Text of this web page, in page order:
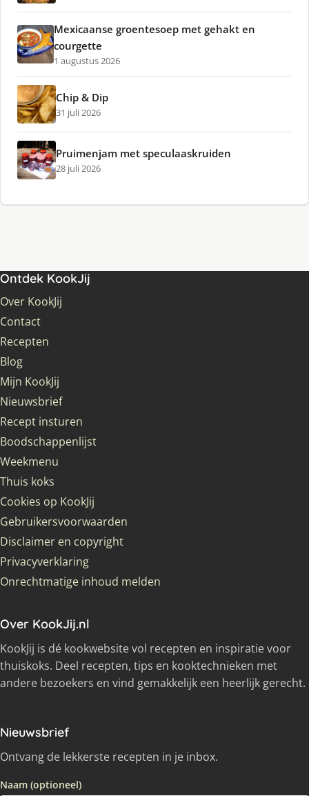
Mexicaanse groentesoep met gehakt en
courgette
1 augustus 2026
Chip & Dip
31 juli 2026
Pruimenjam met speculaaskruiden
28 juli 2026
Ontdek KookJij
Over KookJij
Contact
Recepten
Blog
Mijn KookJij
Nieuwsbrief
Recept insturen
Boodschappenlijst
Weekmenu
Thuis koks
Cookies op KookJij
Gebruikersvoorwaarden
Disclaimer en copyright
Privacyverklaring
Onrechtmatige inhoud melden
Over KookJij.nl
KookJij is dé kookwebsite vol recepten en inspiratie voor
thuiskoks. Deel recepten, tips en kooktechnieken met
andere bezoekers en vind gemakkelijk een heerlijk gerecht.
Nieuwsbrief
Ontvang de lekkerste recepten in je inbox.
Naam (optioneel)